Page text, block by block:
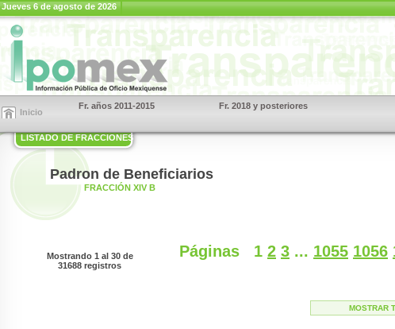
Jueves 6 de agosto de 2026
Inicio
Fr. años 2011-2015 Fr. 2018 y posteriores
LISTADO DE FRACCIONES
Padron de Beneficiarios
FRACCIÓN XIV B
Mostrando 1 al 30 de
31688 registros
Páginas 1 2 3 ... 1055 1056
MOSTRAR